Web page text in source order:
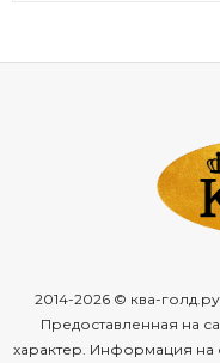
2014-2026 © ква-
Предоставленная на
характер. Информация на